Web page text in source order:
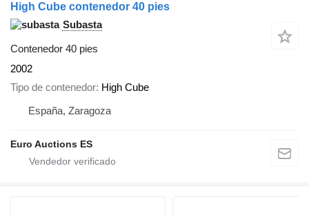
High Cube contenedor 40 pies
Subasta
Contenedor 40 pies
2002
Tipo de contenedor High Cube
España, Zaragoza
Euro Auctions ES